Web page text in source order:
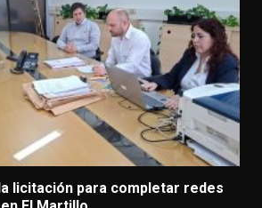
licitación para completar redes